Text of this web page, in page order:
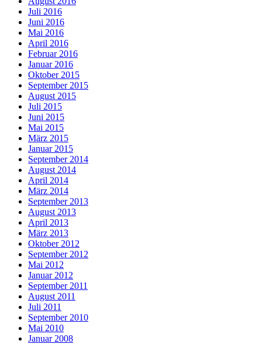
Juli 2016
Juni 2016
Mai 2016
April 2016
Februar 2016
Januar 2016
Oktober 2015
September 2015
August 2015
Juli 2015
Juni 2015
Mai 2015
März 2015
Januar 2015
September 2014
August 2014
April 2014
März 2014
September 2013
August 2013
April 2013
März 2013
Oktober 2012
September 2012
Mai 2012
Januar 2012
September 2011
August 2011
Juli 2011
September 2010
Mai 2010
Januar 2008